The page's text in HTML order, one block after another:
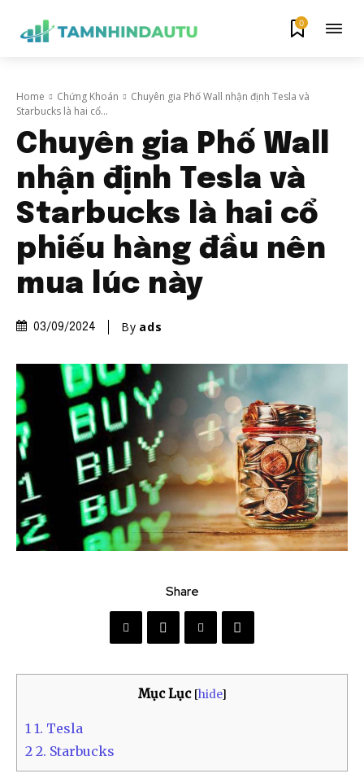
0
Home Chứng Khoán
Chuyên gia Phố Wall nhận định Tesla và
Starbucks là hai cổ...
Chuyên gia Phố Wall
nhận định Tesla và
Starbucks là hai cổ
phiếu hàng đầu nên
mua lúc này
03/09/2024 By ads
Share
Mục Lục [hide]
1 1. Tesla
2 2. Starbucks